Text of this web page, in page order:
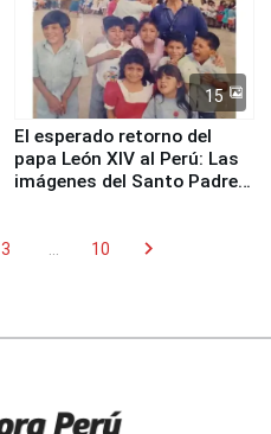
15
El esperado retorno del
papa León XIV al Perú: Las
imágenes del Santo Padre
3 10 chevron_right